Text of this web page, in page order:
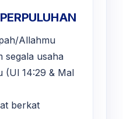
Allahmu
segala usaha
(Ul 14:29 & Mal
berkat